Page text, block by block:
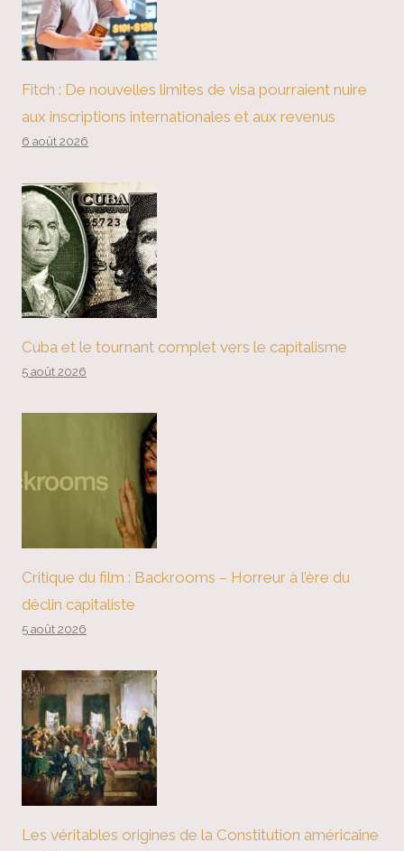
Fitch : De nouvelles limites de visa pourraient nuire
aux inscriptions internationales et aux revenus
6 août 2026
Cuba et le tournant complet vers le capitalisme
5 août 2026
Critique du film : Backrooms – Horreur à l’ère du
déclin capitaliste
5 août 2026
Les véritables origines de la Constitution américaine